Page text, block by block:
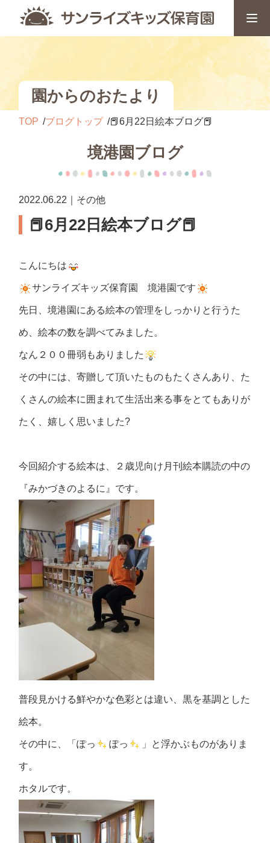
園からのおたより
TOP ブログトップ 📕6月22日絵本ブログ📕
境港園ブログ
2022.06.22｜その他
📕6月22日絵本ブログ📕
こんにちは
サンライズキッズ保育園 境港園です
先日、境港園にある絵本の管理をしっかりと行うた
め、絵本の数を調べてみました。
なん２００冊弱もありました
その中には、寄贈して頂いたものもたくさんあり、た
くさんの絵本に囲まれて生活出来る事をとてもありが
たく、嬉しく思いました?
今回紹介する絵本は、２歳児向け月刊絵本購読の中の
『みかづきのよるに』です。
普段見かける鮮やかな色彩とは違い、黒を基調とした
絵本。
その中に、「ぽっ ぽっ 」と浮かぶものがありま
す。
ホタルです。